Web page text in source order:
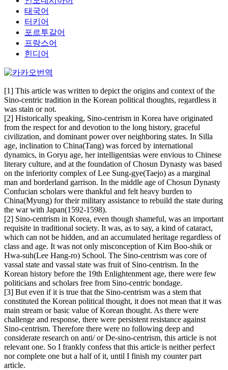
태국어
터키어
포르투갈어
프랑스어
힌디어
[1] This article was written to depict the origins and context of the
Sino-centric tradition in the Korean political thoughts, regardless it
was stain or not.
[2] Historically speaking, Sino-centrism in Korea have originated
from the respect for and devotion to the long history, graceful
civilization, and dominant power over neighboring states. In Silla
age, inclination to China(Tang) was forced by international
dynamics, in Goryu age, her intelligentsias were envious to Chinese
literary culture, and at the foundation of Chosun Dynasty was based
on the inferiority complex of Lee Sung-gye(Taejo) as a marginal
man and borderland garrison. In the middle age of Chosun Dynasty
Confucian scholars were thankful and felt heavy burden to
China(Myung) for their military assistance to rebuild the state during
the war with Japan(1592-1598).
[2] Sino-centrism in Korea, even though shameful, was an important
requisite in traditional society. It was, as to say, a kind of cataract,
which can not be hidden, and an accumulated heritage regardless of
class and age. It was not only misconception of Kim Boo-shik or
Hwa-suh(Lee Hang-ro) School. The Sino-centrism was core of
vassal state and vassal state was fruit of Sino-centrism. In the
Korean history before the 19th Enlightenment age, there were few
politicians and scholars free from Sino-centric bondage.
[3] But even if it is true that the Sino-centrism was a stem that
constituted the Korean political thought, it does not mean that it was
main stream or basic value of Korean thought. As there were
challenge and response, there were persistent resistance against
Sino-centrism. Therefore there were no following deep and
considerate research on anti/ or De-sino-centrism, this article is not
relevant one. So I frankly confess that this article is neither perfect
nor complete one but a half of it, until I finish my counter part
article.